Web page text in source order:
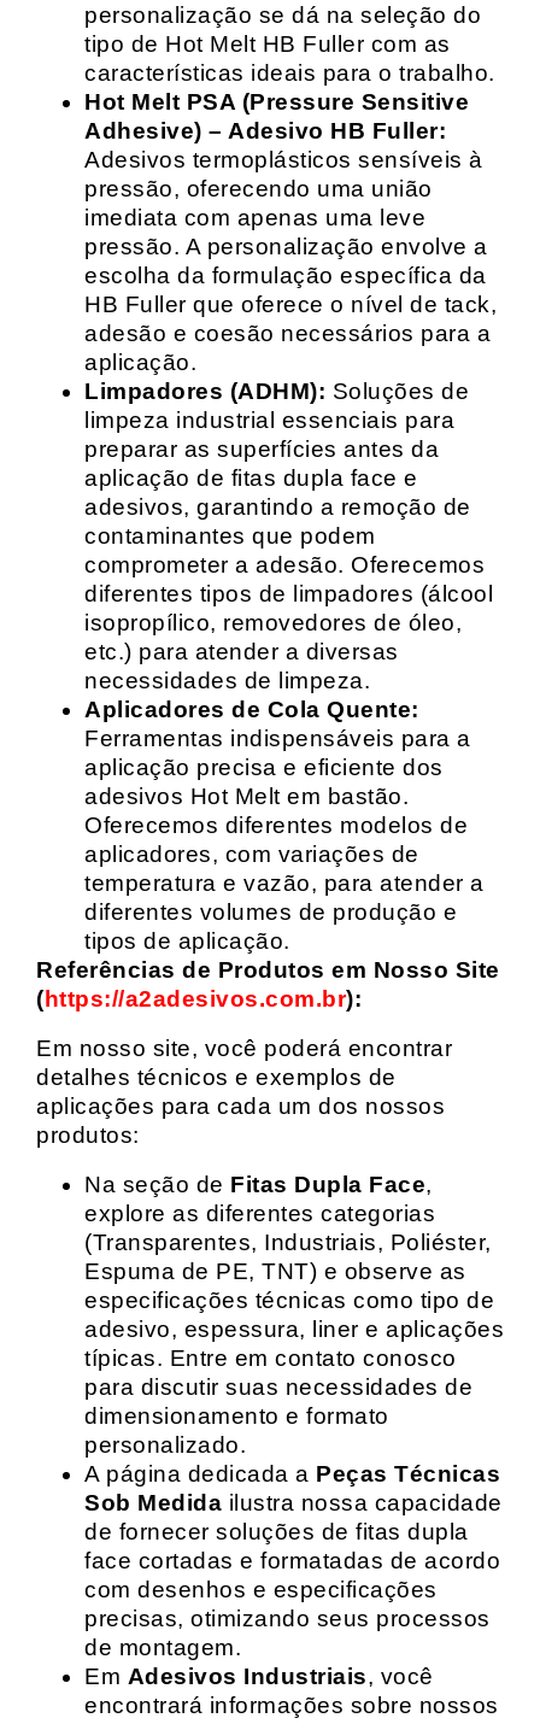
personalização se dá na seleção do
tipo de Hot Melt HB Fuller com as
características ideais para o trabalho.
Hot Melt PSA (Pressure Sensitive
Adhesive) – Adesivo HB Fuller:
Adesivos termoplásticos sensíveis à
pressão, oferecendo uma união
imediata com apenas uma leve
pressão. A personalização envolve a
escolha da formulação específica da
HB Fuller que oferece o nível de tack,
adesão e coesão necessários para a
aplicação.
Limpadores (ADHM): Soluções de
limpeza industrial essenciais para
preparar as superfícies antes da
aplicação de fitas dupla face e
adesivos, garantindo a remoção de
contaminantes que podem
comprometer a adesão. Oferecemos
diferentes tipos de limpadores (álcool
isopropílico, removedores de óleo,
etc.) para atender a diversas
necessidades de limpeza.
Aplicadores de Cola Quente:
Ferramentas indispensáveis para a
aplicação precisa e eficiente dos
adesivos Hot Melt em bastão.
Oferecemos diferentes modelos de
aplicadores, com variações de
temperatura e vazão, para atender a
diferentes volumes de produção e
tipos de aplicação.
Referências de Produtos em Nosso Site
(https://a2adesivos.com.br):
Em nosso site, você poderá encontrar
detalhes técnicos e exemplos de
aplicações para cada um dos nossos
produtos:
Na seção de Fitas Dupla Face,
explore as diferentes categorias
(Transparentes, Industriais, Poliéster,
Espuma de PE, TNT) e observe as
especificações técnicas como tipo de
adesivo, espessura, liner e aplicações
típicas. Entre em contato conosco
para discutir suas necessidades de
dimensionamento e formato
personalizado.
A página dedicada a Peças Técnicas
Sob Medida ilustra nossa capacidade
de fornecer soluções de fitas dupla
face cortadas e formatadas de acordo
com desenhos e especificações
precisas, otimizando seus processos
de montagem.
Em Adesivos Industriais, você
encontrará informações sobre nossos